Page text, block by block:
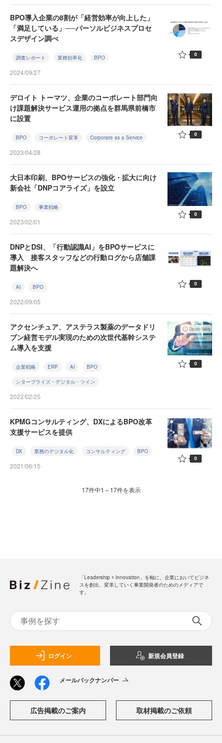
BPO導入企業の8割が「経営効率が向上した」
「満足している」──パーソルビジネスプロセ
スデザイン調べ
調査レポート 業務効率化 BPO
2024/09/27
0
デロイト トーマツ、企業のコーポレート部門向
け課題解決サービス運用の拠点を群馬県前橋市
に設置
BPO コーポレート変革 Corporate as a Service
2023/04/28
0
大日本印刷、BPOサービスの強化・拡大に向け
新会社「DNPコアライズ」を設立
BPO 事業戦略
2023/02/01
0
DNPとDSI、「行動認識AI」をBPOサービスに
導入 接客スタッフなどの行動ログから店舗課
題解決へ
AI BPO
2022/09/05
0
アクセンチュア、アステラス製薬のデータドリ
ブン経営モデル実現のための次世代基幹システ
ム導入を支援
企業戦略 ERP AI BPO
ンタープライズ・デジタル・ツイン
2022/02/25
0
KPMGコンサルティング、DXによるBPO改革
支援サービスを提供
DX 業務のデジタル化 コンサルティング BPO
2021/06/15
0
17件中1～17件を表示
「Leadership ☓ Innovation」を軸に、企業においてビジネ
スを創出、変革していく事業開発者のためのメディアで
す。
ログイン 新規会員登録
メールバックナンバー
広告掲載のご案内 取材掲載のご依頼